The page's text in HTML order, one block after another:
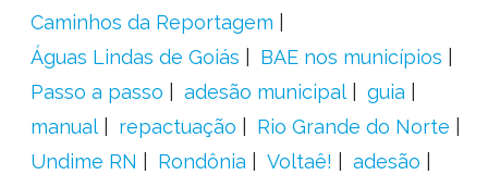
Caminhos da Reportagem
Águas Lindas de Goiás
BAE nos municípios
Passo a passo
adesão municipal
guia
manual
repactuação
Rio Grande do Norte
Undime RN
Rondônia Voltaê!
adesão